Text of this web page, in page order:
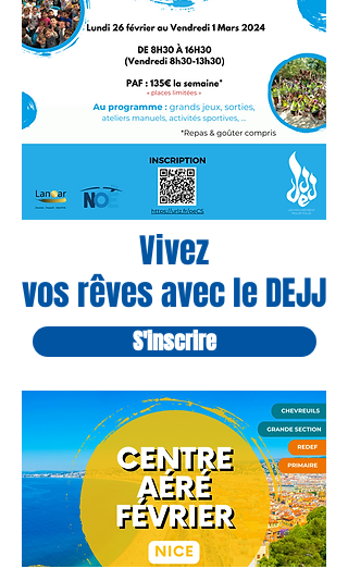
Vivez
vos rêves avec le DEJJ
S'inscrire